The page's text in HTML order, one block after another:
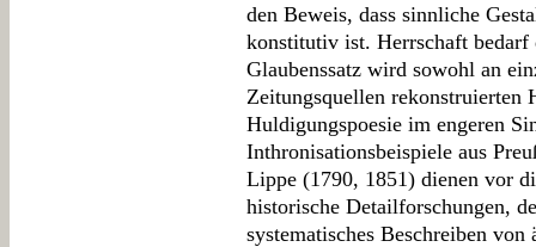
den Beweis, dass sinnliche
konstitutiv ist. Herrschaft
Glaubenssatz wird sowohl an
Zeitungsquellen rekonstruierten
Huldigungspoesie im engeren
Inthronisationsbeispiele aus
Lippe (1790, 1851) dienen vor
historische Detailforschungen,
systematisches Beschreiben